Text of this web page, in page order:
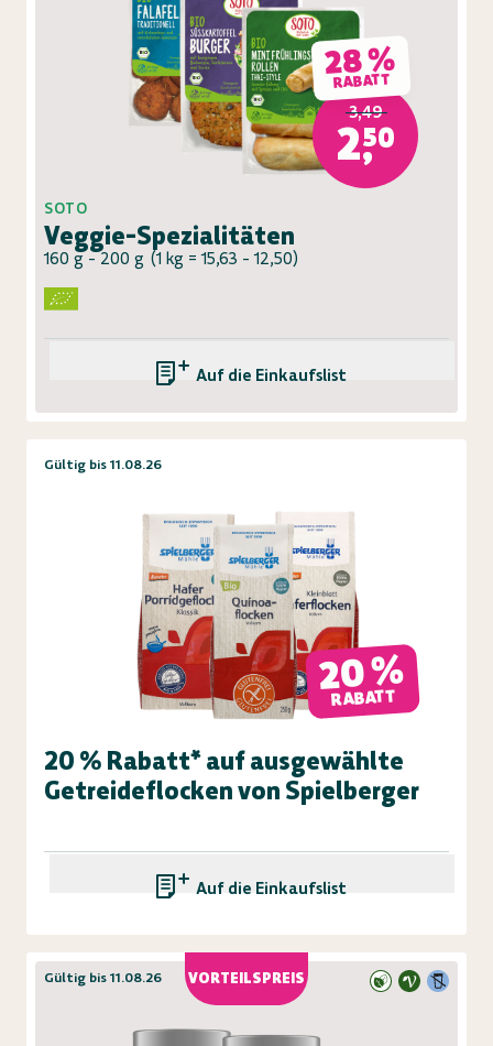
28 %
RABATT
3,49
2,50
SOTO
Veggie-Spezialitäten
160 g - 200 g (1 kg = 15,63 - 12,50)
Auf die Einkaufsliste
Gültig bis 11.08.26
20 %
RABATT
20 % Rabatt* auf ausgewählte
Getreideflocken von Spielberger
Auf die Einkaufsliste
VORTEILSPREIS
Gültig bis 11.08.26